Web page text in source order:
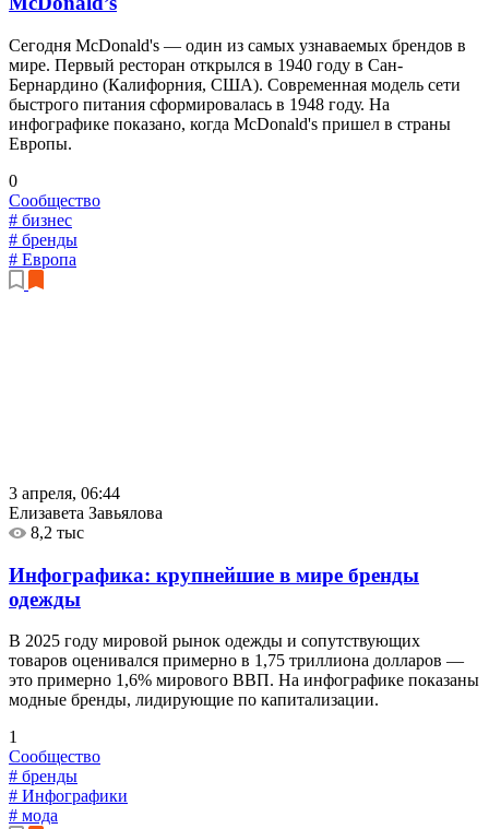
Сегодня McDonald's — один из самых узнаваемых брендов в
мире. Первый ресторан открылся в 1940 году в Сан-
Бернардино (Калифорния, США). Современная модель сети
быстрого питания сформировалась в 1948 году. На
инфографике показано, когда McDonald's пришел в страны
Европы.
0
Сообщество
# бизнес
# бренды
# Европа
3 апреля, 06:44
Елизавета Завьялова
8,2 тыс
Инфографика: крупнейшие в мире бренды
одежды
В 2025 году мировой рынок одежды и сопутствующих
товаров оценивался примерно в 1,75 триллиона долларов —
это примерно 1,6% мирового ВВП. На инфографике показаны
модные бренды, лидирующие по капитализации.
1
Сообщество
# бренды
# Инфографики
# мода